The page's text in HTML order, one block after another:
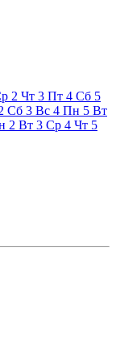
2 Чт 3 Пт 4 Сб 5
Сб 3 Вс 4 Пн 5 Вт
2 Вт 3 Ср 4 Чт 5